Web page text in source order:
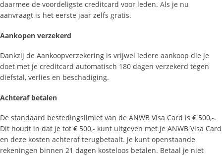
daarmee de voordeligste creditcard voor leden. Als je nu
aanvraagt is het eerste jaar zelfs gratis.
Aankopen verzekerd
Dankzij de Aankoopverzekering is vrijwel iedere aankoop die je
doet met je creditcard automatisch 180 dagen verzekerd tegen
diefstal, verlies en beschadiging.
Achteraf betalen
De standaard bestedingslimiet van de ANWB Visa Card is € 500,-.
Dit houdt in dat je tot € 500,- kunt uitgeven met je ANWB Visa Card
en deze kosten achteraf terugbetaalt. Je kunt openstaande
rekeningen binnen 21 dagen kosteloos betalen. Betaal je niet